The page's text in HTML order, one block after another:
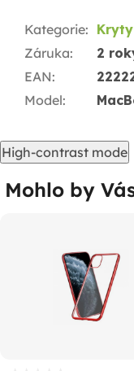
Kategorie:
Záruka:
2
EAN:
Model:
High-contrast mode
Mohlo by